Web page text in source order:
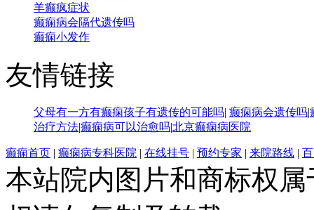
羊癫疯症状
癫痫病会隔代遗传吗
癫痫小发作
友情链接
父母有一方有癫痫孩子有遗传的可能吗| 癫痫病会遗传吗|
治疗方法|癫痫病可以治愈吗|北京癫痫病医院
癫痫首页 | 癫痫病专科医院 | 在线挂号 | 预约专家 | 来院路线 |
本站院内图片和商标权